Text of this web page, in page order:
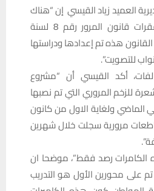
العميد زياد القيسي إن “هناك
دراسة كاملة لتحديث فقرات قانون المرور رقم 8 لسنة
القانون هذه تم إعدادها ودراستها
للتصويت”.
أكد القيسي أن “مشروع
للزخم المروري التي تم نصبها
الماضي ولغاية الاول من كانون
مرورية سجلت خلال شهرين
الكامرات رصد فقط”، موضحا ان
على محورين الأول هو التدريب